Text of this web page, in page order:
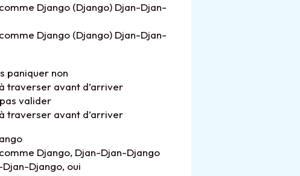
Django (Django) Djan-Djan-
Django (Django) Djan-Djan-
paniquer non
à traverser avant d’arriver
valider
à traverser avant d’arriver
Django, Djan-Djan-Django
Django, oui